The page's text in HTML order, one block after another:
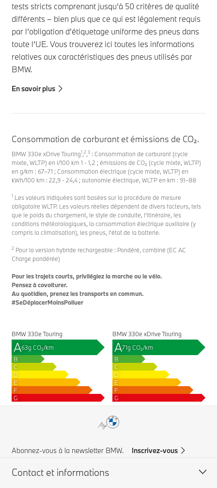
tests stricts comprenant jusqu’à 50 critères de qualité
différents – bien plus que ce qui est légalement requis
par l’obligation d’étiquetage uniforme des pneus dans
toute l’UE. Vous trouverez ici toutes les informations
relatives aux caractéristiques des pneus utilisés par
BMW.
En savoir plus
Consommation de carburant et émissions de CO₂.
BMW 330e xDrive Touring1,2,3 : Consommation de carburant (cycle
mixte, WLTP) en l/100 km 1 - 1,2 ; émissions de CO₂ (cycle mixte, WLTP)
en g/km : 67–71 ; Consommation électrique (cycle mixte, WLTP) en
kWh/100 km : 22,9 - 24,4 ; autonomie électrique, WLTP en km : 91–88
1 Les valeurs indiquées sont basées sur la procédure de mesure
obligatoire WLTP. Les valeurs réelles dépendent de divers facteurs, tels
que le poids du chargement, le style de conduite, l'itinéraire, les
conditions météorologiques, la consommation électrique auxiliaire (y
compris la climatisation), les pneus, l'état de la batterie.
2 Pour la version hybride rechargeable : Pondéré, combiné (EC AC
Charge pondérée)
Pour les trajets courts, privilégiez la marche ou le vélo.
Pensez à covoiturer.
Au quotidien, prenez les transports en commun.
#SeDéplacerMoinsPolluer
BMW 330e Touring
A63g CO₂/km
B
C
D
E
F
G
BMW 330e xDrive Touring
A71g CO₂/km
B
C
D
E
F
G
Abonnez-vous à la newsletter BMW. Inscrivez-vous
Contact et informations